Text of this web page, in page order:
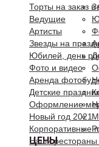
ЦЕНЫ
Торты на заказ
Ведущие
Артисты
Звезды на
Юбилей, день
Фото и видео
Аренда
Детские
Оформление
Новый год 2021
Корпоративные
Наши